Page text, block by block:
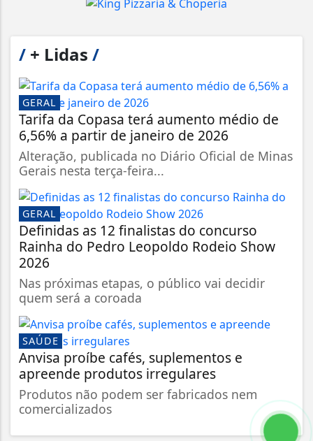
/ + Lidas /
GERAL
Tarifa da Copasa terá aumento médio de
6,56% a partir de janeiro de 2026
Alteração, publicada no Diário Oficial de Minas
Gerais nesta terça-feira...
GERAL
Definidas as 12 finalistas do concurso
Rainha do Pedro Leopoldo Rodeio Show
2026
Nas próximas etapas, o público vai decidir
quem será a coroada
SAÚDE
Anvisa proíbe cafés, suplementos e
apreende produtos irregulares
Produtos não podem ser fabricados nem
comercializados